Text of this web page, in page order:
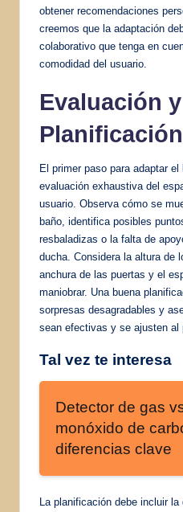
obtener recomendaciones
creemos que la adaptación
colaborativo que tenga en
comodidad del usuario.
Evaluación y
El primer paso para adaptar
evaluación exhaustiva del
usuario. Observa cómo se
baño, identifica posibles
resbaladizas o la falta de
ducha. Considera la altura de
anchura de las puertas y el
maniobrar. Una buena
sorpresas desagradables y
sean efectivas y se ajusten al
Tal vez te interesa
Detector de gas
monóxido de
diferencias clave
La planificación debe incluir la